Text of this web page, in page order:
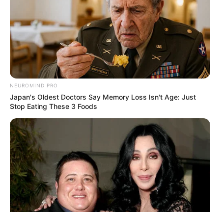
NEUROMIND PRO
Japan's Oldest Doctors Say Memory Loss Isn't Age: Just
Stop Eating These 3 Foods